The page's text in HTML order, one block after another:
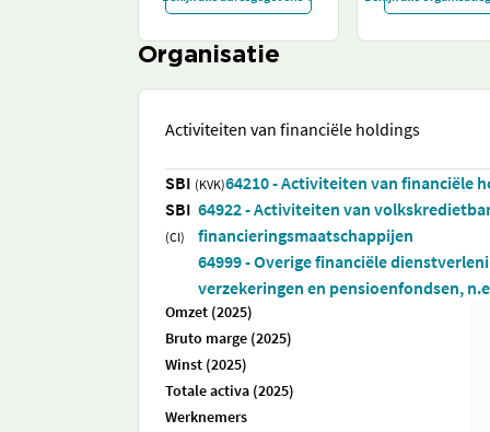
Organisatie
Activiteiten van financiële holdings
SBI (KVK)64210 - Activiteiten van financiële
SBI
(CI)
64922 - Activiteiten van
financieringsmaatschappijen
64999 - Overige financiële
verzekeringen en pensioenfondsen,
Omzet (2025)
Bruto marge (2025)
Winst (2025)
Totale activa (2025)
Werknemers